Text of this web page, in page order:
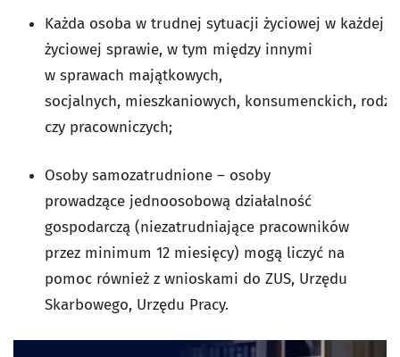
Każda osoba w trudnej sytuacji życiowej w każdej
życiowej sprawie, w tym między innymi
w sprawach majątkowych,
socjalnych, mieszkaniowych, konsumenckich,
czy pracowniczych;
Osoby samozatrudnione – osoby
prowadzące jednoosobową działalność
gospodarczą (niezatrudniające pracowników
przez minimum 12 miesięcy) mogą liczyć na
pomoc również z wnioskami do ZUS, Urzędu
Skarbowego, Urzędu Pracy.